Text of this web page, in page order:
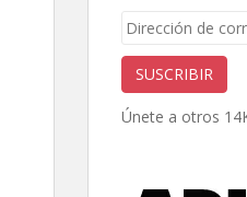
Dirección
correo
electrónico
SUSCRIBIR
Únete a otros